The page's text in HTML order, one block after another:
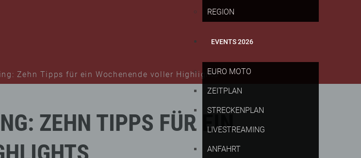
REGION
EVENTS 2026
EURO MOTO
ZEITPLAN
STRECKENPLAN
LIVESTREAMING
ANFAHRT
Zehn Tipps für ein Wochenende voller Highlights
ZEHN TIPPS FÜR EIN